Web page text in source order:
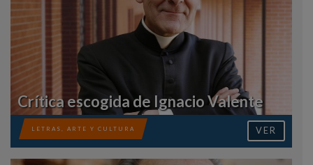
Crítica escogida de Ignacio Valente
LETRAS, ARTE Y CULTURA VER